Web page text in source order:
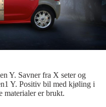
Y. Savner fra X seter og
Y. Positiv bil med kjøling i
materialer er brukt.